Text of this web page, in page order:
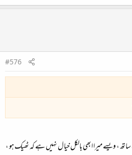
#576
، ویسے میرا ابھی بالکل خیال نہیں ہے کہ ٹھیک ہو ،